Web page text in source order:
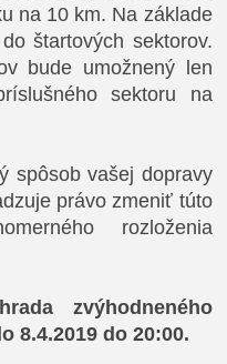
na 10 km. Na základe
štartových sektorov.
bude umožnený len
sektoru na
spôsob vašej dopravy
právo zmeniť túto
rozloženia
zvýhodneného
8.4.2019 do 20:00.